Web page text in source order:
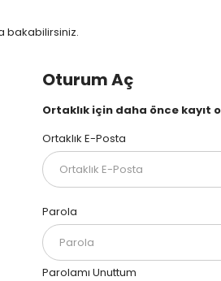
bakabilirsiniz.
Oturum Aç
Ortaklık için daha önce kayıt
Ortaklık E-Posta
Parola
Parolamı Unuttum